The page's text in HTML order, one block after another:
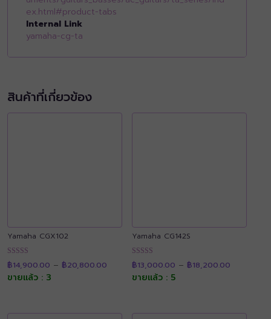
ex.html#product-tabs
Internal Link
yamaha-cg-ta
สินค้าที่เกี่ยวข้อง
Yamaha CGX102
ให้คะแนน
4.92
ตั้งแต่ 1-5
฿14,900.00 – ฿20,800.00
฿14,900.00
through
ขายแล้ว : 3
Yamaha CG142S
ให้คะแนน
4.91
ตั้งแต่ 1-5
฿13,000.00 – ฿18,200.00range:
ขายแล้ว : 5